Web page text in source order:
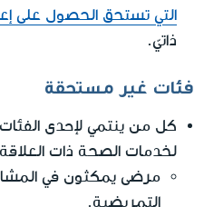
التي تستحق الحصول على
ذاتيّ.
فئات غير مستحقة
كل من ينتمي لإحدى الفئات
لخدمات الصحة ذات
مرضى يمكثون في
التمريضية.